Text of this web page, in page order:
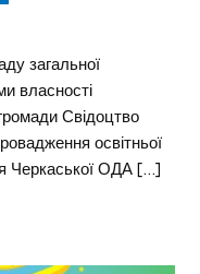
загальної
власності
Свідоцтво
освітньої
Черкаської ОДА […]